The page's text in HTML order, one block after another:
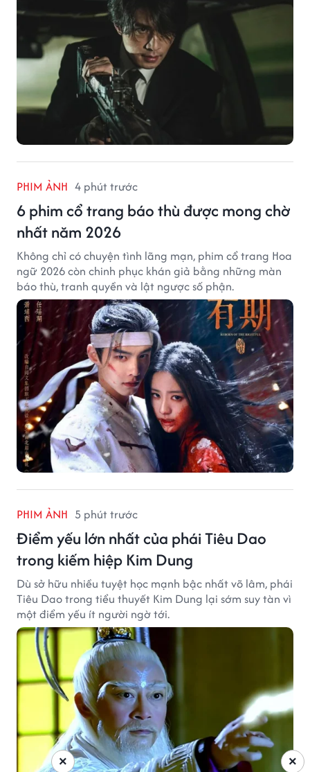
PHIM ẢNH 4 phút trước
6 phim cổ trang báo thù được mong chờ
nhất năm 2026
Không chỉ có chuyện tình lãng mạn, phim cổ trang Hoa
ngữ 2026 còn chinh phục khán giả bằng những màn
báo thù, tranh quyền và lật ngược số phận.
PHIM ẢNH 5 phút trước
Điểm yếu lớn nhất của phái Tiêu Dao
trong kiếm hiệp Kim Dung
Dù sở hữu nhiều tuyệt học mạnh bậc nhất võ lâm, phái
Tiêu Dao trong tiểu thuyết Kim Dung lại sớm suy tàn vì
một điểm yếu ít người ngờ tới.
×
×